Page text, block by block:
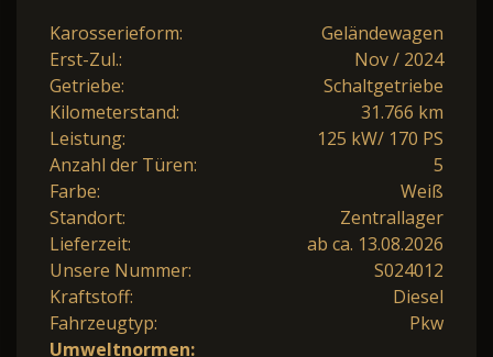
Karosserieform:
Geländewagen
Erst-Zul.:
Nov / 2024
Getriebe:
Schaltgetriebe
Kilometerstand:
31.766 km
Leistung:
125 kW/ 170 PS
Anzahl der Türen:
5
Farbe:
Weiß
Standort:
Zentrallager
Lieferzeit:
ab ca. 13.08.2026
Unsere Nummer:
S024012
Kraftstoff:
Diesel
Fahrzeugtyp:
Pkw
Umweltnormen: